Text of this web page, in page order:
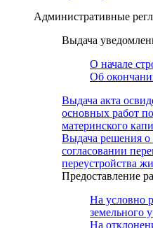
Административные
Выдача
О начале
Об
Выдача акта
основных работ по
материнского
Выдача решения о
согласовании
переустройства
Предоставление
На условно
земельного
На